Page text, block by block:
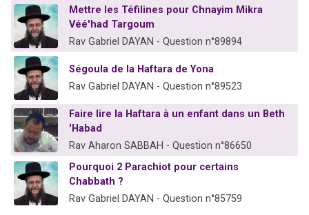
Mettre les Téfilines pour Chnayim Mikra
Véé'had Targoum
Rav Gabriel DAYAN - Question n°89894
Ségoula de la Haftara de Yona
Rav Gabriel DAYAN - Question n°89523
Faire lire la Haftara à un enfant dans un Beth
'Habad
Rav Aharon SABBAH - Question n°86650
Pourquoi 2 Parachiot pour certains
Chabbath ?
Rav Gabriel DAYAN - Question n°85759